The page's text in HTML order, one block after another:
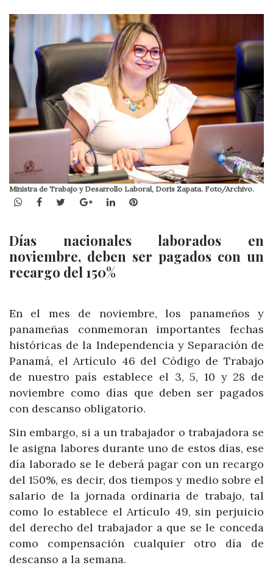
Ministra de Trabajo y Desarrollo Laboral, Doris Zapata. Foto/Archivo.
WhatsApp
Facebook
TwitterGoogle+LinkedInPinterest
Días nacionales laborados en
noviembre, deben ser pagados con un
recargo del 150%
En el mes de noviembre, los panameños y
panameñas conmemoran importantes fechas
históricas de la Independencia y Separación de
Panamá, el Artículo 46 del Código de Trabajo
de nuestro país establece el 3, 5, 10 y 28 de
noviembre como días que deben ser pagados
con descanso obligatorio.
Sin embargo, si a un trabajador o trabajadora se
le asigna labores durante uno de estos días, ese
día laborado se le deberá pagar con un recargo
del 150%, es decir, dos tiempos y medio sobre el
salario de la jornada ordinaria de trabajo, tal
como lo establece el Artículo 49, sin perjuicio
del derecho del trabajador a que se le conceda
como compensación cualquier otro día de
descanso a la semana.